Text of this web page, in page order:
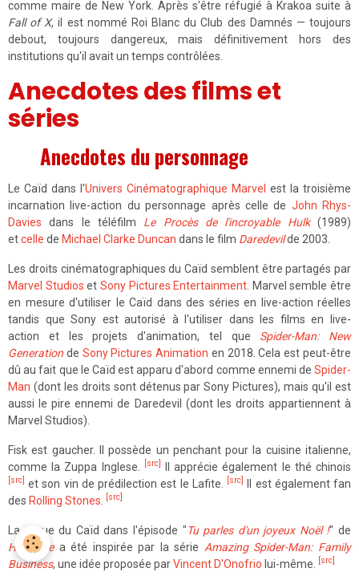
comme maire de New York. Après s'être réfugié à Krakoa suite à
Fall of X, il est nommé Roi Blanc du Club des Damnés — toujours
debout, toujours dangereux, mais définitivement hors des
institutions qu'il avait un temps contrôlées.
Anecdotes des films et
séries
Anecdotes du personnage
Le Caïd dans l'Univers Cinématographique Marvel est la troisième
incarnation live-action du personnage après celle de John Rhys-
Davies dans le téléfilm Le Procès de l'incroyable Hulk(1989)
etcelle de Michael Clarke Duncan dans le film Daredevilde 2003.
Les droits cinématographiques du Caïd semblent être partagés par
Marvel Studios et Sony Pictures Entertainment . Marvel semble être
en mesure d'utiliser le Caïd dans des séries en live-action réelles
tandis que Sony est autorisé à l'utiliser dans les films en live-
action et les projets d'animation, tel que Spider-Man: New
Generation de Sony Pictures Animation en 2018. Cela est peut-être
dû au fait que le Caïd est apparu d'abord comme ennemi de Spider-
Man (dont les droits sont détenus par Sony Pictures), mais qu'il est
aussi le pire ennemi de Daredevil (dont les droits appartiennent à
Marvel Studios).
Fisk est gaucher. Il possède un penchant pour la cuisine italienne,
comme la Zuppa Inglese.
[src] Il apprécie également le thé chinois
[src] et son vin de prédilection est le Lafite. [src]
Il est également fan
des Rolling Stones [src]
La tenue du Caïd dans l'épisode "Tu parles d'un joyeux Noël !" de
Hawkeyea été inspirée par la série Amazing Spider-Man: Family
Business, une idée proposée parVincent D'Onofrio lui-même. [src]